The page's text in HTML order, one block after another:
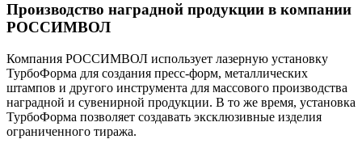
Производство наградной продукции в компании
РОССИМВОЛ
Компания РОССИМВОЛ использует лазерную установку
ТурбоФорма для создания пресс-форм, металлических
штампов и другого инструмента для массового производства
наградной и сувенирной продукции. В то же время, установка
ТурбоФорма позволяет создавать эксклюзивные изделия
ограниченного тиража.